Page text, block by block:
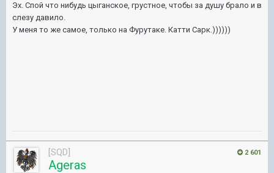
Эх. Спой что нибудь цыганское, грустное, чтобы за душу брало и в
слезу давило.
У меня то же самое, только на Фурутаке. Катти Сарк.))))))
2 601
[SQD]
Ageras